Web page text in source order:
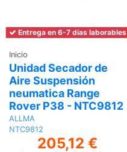
Entrega en 6-7 días laborables
Inicio
Unidad Secador de
Aire Suspensión
neumatica Range
Rover P38 - NTC9812
ALLMA
NTC9812
205,12 €